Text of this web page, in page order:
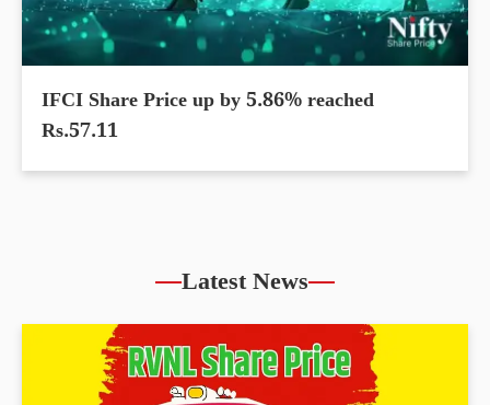
IFCI Share Price up by 5.86% reached
Rs.57.11
Latest News